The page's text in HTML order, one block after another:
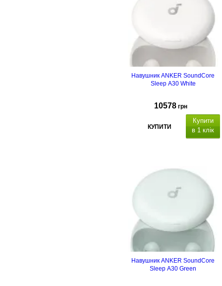
Навушник ANKER SoundСore
Sleep A30 White
10578 грн
КУПИТИ
Купити
в 1 клік
Навушник ANKER SoundСore
Sleep A30 Green